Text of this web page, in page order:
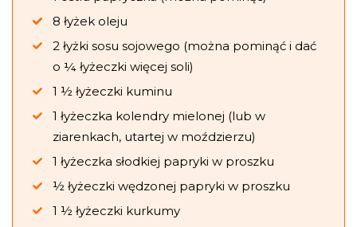
8 łyżek oleju
2 łyżki sosu sojowego (można pominąć i dać
o ¼ łyżeczki więcej soli)
1 ½ łyżeczki kuminu
1 łyżeczka kolendry mielonej (lub w
ziarenkach, utartej w moździerzu)
1 łyżeczka słodkiej papryki w proszku
½ łyżeczki wędzonej papryki w proszku
1 ½ łyżeczki kurkumy